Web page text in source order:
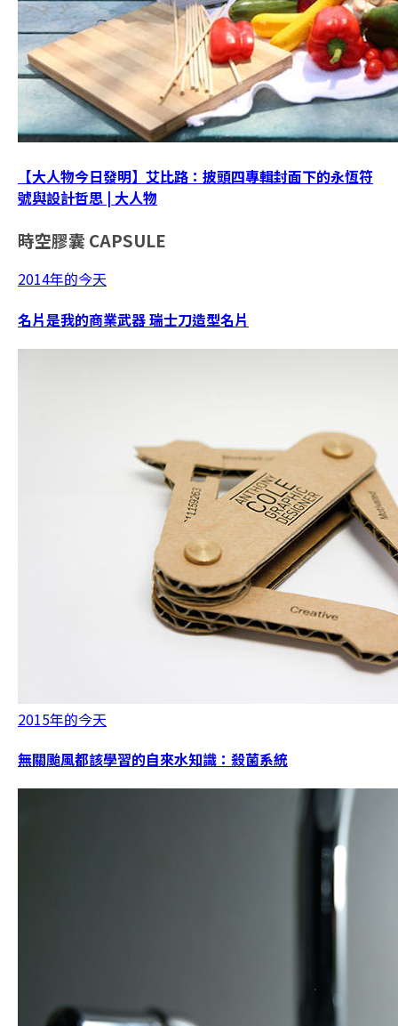
【大人物今日發明】艾比路：披頭四專輯封面下的永恆符
號與設計哲思 | 大人物
時空膠囊 CAPSULE
2014年的今天
名片是我的商業武器 瑞士刀造型名片
2015年的今天
無關颱風都該學習的自來水知識：殺菌系統